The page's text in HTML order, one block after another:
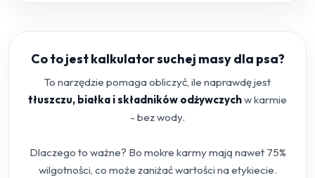
Co to jest kalkulator suchej masy dla psa?
To narzędzie pomaga obliczyć, ile naprawdę jest
tłuszczu, białka i składników odżywczychw karmie
- bez wody.
Dlaczego to ważne? Bo mokre karmy mają nawet 75%
wilgotności, co może zaniżać wartości na etykiecie.